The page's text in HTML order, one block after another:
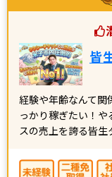
皆
経験や年齢なんて関
っかり稼ぎたい！
スの売上を誇る皆生